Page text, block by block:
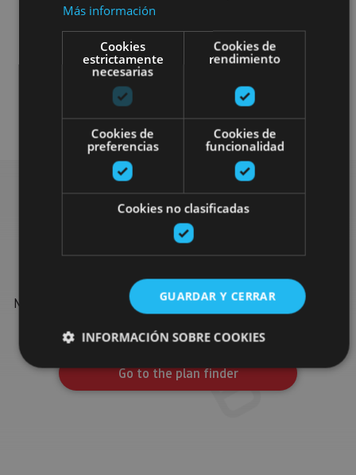
Bici Visitas guiadas
Find more plans
Find more plans and suggestions to round off your trip in
Navarre: organised activities, tours and the most important
Go to the plan finder
Más información
Cookies
estrictamente
necesarias
Cookies de
rendimiento
Cookies de
preferencias
Cookies de
funcionalidad
Cookies no clasificadas
GUARDAR Y CERRAR
INFORMACIÓN SOBRE COOKIES